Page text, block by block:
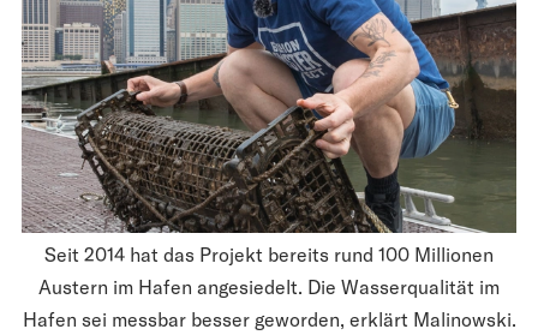
Seit 2014 hat das Projekt bereits rund 100 Millionen
Austern im Hafen angesiedelt. Die Wasserqualität im
Hafen sei messbar besser geworden, erklärt Malinowski.